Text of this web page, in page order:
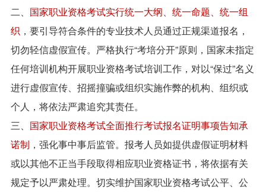
二、 国家职业资格考试实行统一大纲、统一命题、统一组
织 ，要引导符合条件的专业技术人员通过正规渠道报名，
切勿轻信虚假宣传。严格执行“考培分开”原则，国家未指定
任何培训机构开展职业资格考试培训工作，对以“保过”名义
进行虚假宣传、招摇撞骗或组织实施作弊的机构、组织或
个人，将依法严肃追究其责任。
三、 国家职业资格考试全面推行考试报名证明事项告知承
诺制 ，强化事中事后监管。报考人员如提供虚假证明材料
或以其他不正当手段取得相应职业资格证书，将依据有关
规定予以严肃处理。切实维护国家职业资格考试公平、公